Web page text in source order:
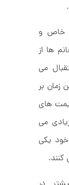
خاص و
ها از
می
زمان بر
های
می
یکی
کنند.